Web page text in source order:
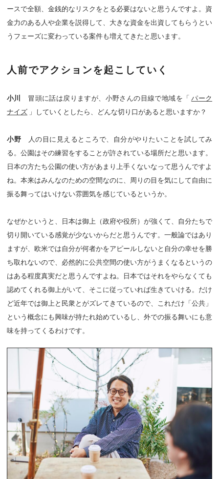
ースで全額、金銭的なリスクをとる必要はないと思うんですよ。資
金力のある人や企業を説得して、大きな資金を出資してもらうとい
うフェーズに変わっている案件も増えてきたと思います。
人前でアクションを起こしていく
小川 冒頭に話は戻りますが、小野さんの目線で地域を「 パーク
ナイズ 」していくとしたら、どんな切り口があると思いますか？
小野 人の目に見えるところで、自分がやりたいことを試してみ
る。公園はその練習をすることが許されている場所だと思います。
日本の方たち公園の使い方があまり上手くないなって思うんですよ
ね。本来はみんなのための空間なのに、周りの目を気にして自由に
振る舞ってはいけない雰囲気を感じているというか。
なぜかというと、日本は御上（政府や役所）が強くて、自分たちで
切り開いている感覚が少ないからだと思うんです。一般論ではあり
ますが、欧米では自分が何者かをアピールしないと自分の幸せを勝
ち取れないので、必然的に公共空間の使い方がうまくなるというの
はある程度真実だと思うんですよね。日本ではそれをやらなくても
認めてくれる御上がいて、そこに従っていれば生きていける。だけ
ど近年では御上と民衆とがズレてきているので、これだけ「公共」
という概念にも興味が持たれ始めているし、外での振る舞いにも意
味を持ってくるわけです。